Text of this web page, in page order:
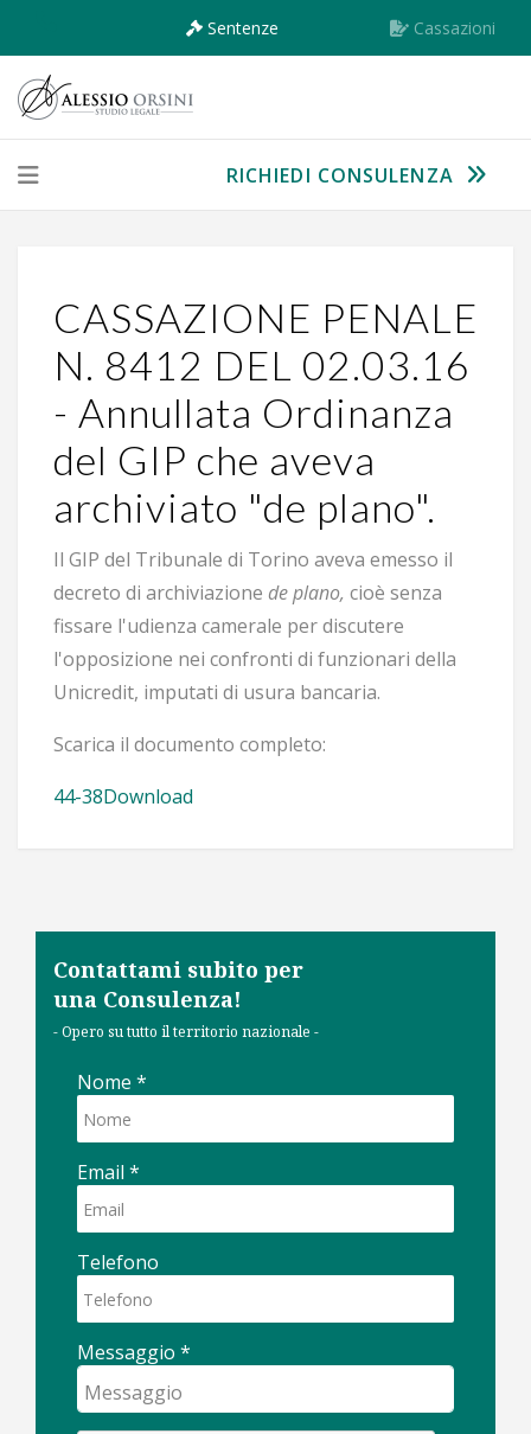
Sentenze Cassazioni
RICHIEDI CONSULENZA
CASSAZIONE PENALE
N. 8412 DEL 02.03.16
- Annullata Ordinanza
del GIP che aveva
archiviato "de plano".
Il GIP del Tribunale di Torino aveva emesso il
decreto di archiviazione de plano, cioè senza
fissare l'udienza camerale per discutere
l'opposizione nei confronti di funzionari della
Unicredit, imputati di usura bancaria.
Scarica il documento completo:
44-38Download
Contattami subito per
una Consulenza!
- Opero su tutto il territorio nazionale -
Nome *
Email *
Telefono
Messaggio *